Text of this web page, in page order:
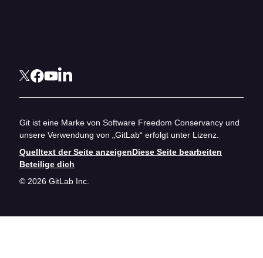
Git ist eine Marke von Software Freedom Conservancy und
unsere Verwendung von „GitLab“ erfolgt unter Lizenz.
Quelltext der Seite anzeigenDiese Seite bearbeiten
Beteilige dich
© 2026 GitLab Inc.